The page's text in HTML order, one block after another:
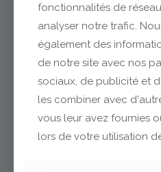
04 73
fonctionnalités de
analyser notre trafic.
également des
de notre site avec nos
sociaux, de publicité et
les combiner avec
vous leur avez fournies
lors de votre utilisation